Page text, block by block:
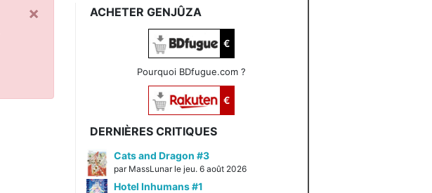
× ACHETER GENJÛZA
€
Pourquoi BDfugue.com ?
€
DERNIÈRES CRITIQUES
Cats and Dragon #3
par MassLunar le jeu. 6 août 2026
Hotel Inhumans #1